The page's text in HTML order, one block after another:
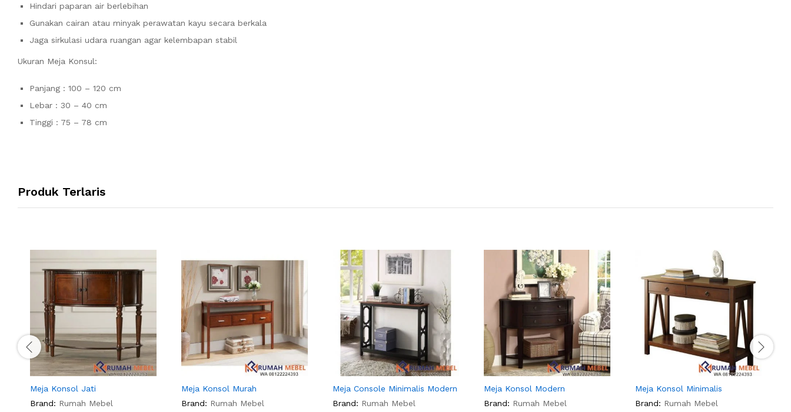
Hindari paparan air berlebihan
Gunakan cairan atau minyak perawatan kayu secara berkala
Jaga sirkulasi udara ruangan agar kelembapan stabil
Ukuran Meja Konsul:
Panjang : 100 – 120 cm
Lebar : 30 – 40 cm
Tinggi : 75 – 78 cm
Produk Terlaris
Meja Konsol Jati
Brand: Rumah Mebel
Meja Konsol Murah
Brand: Rumah Mebel
Meja Console Minimalis Modern
Brand: Rumah Mebel
Meja Konsol Modern
Brand: Rumah Mebel
Meja Konsol Minimalis
Brand: Rumah Mebel